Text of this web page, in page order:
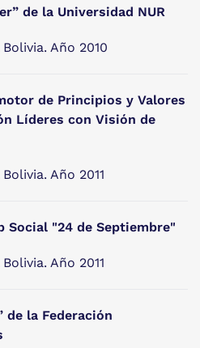
de la Universidad NUR
Año 2010
de Principios y Valores
Líderes con Visión de
Año 2011
Social "24 de Septiembre"
Año 2011
de la Federación